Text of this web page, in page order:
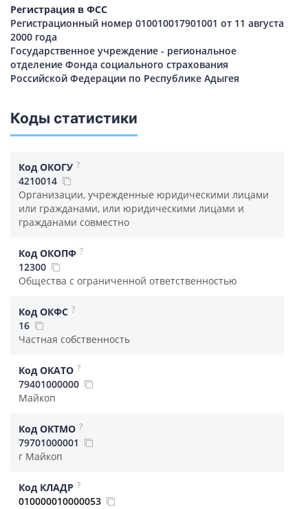
Регистрация в ФСС
Регистрационный номер 010010017901001 от 11 августа
2000 года
Государственное учреждение - региональное
отделение Фонда социального страхования
Российской Федерации по Республике Адыгея
Коды статистики
Код ОКОГУ ?
4210014
Организации, учрежденные юридическими лицами
или гражданами, или юридическими лицами и
гражданами совместно
Код ОКОПФ ?
12300
Общества с ограниченной ответственностью
Код ОКФС ?
16
Частная собственность
Код ОКАТО ?
79401000000
Майкоп
Код ОКТМО ?
79701000001
г Майкоп
Код КЛАДР ?
010000010000053